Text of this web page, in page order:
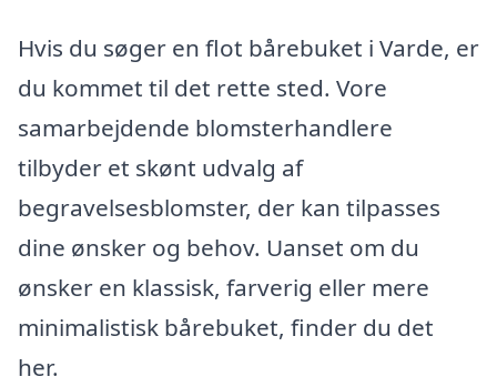
Hvis du søger en flot bårebuket i Varde, er
du kommet til det rette sted. Vore
samarbejdende blomsterhandlere
tilbyder et skønt udvalg af
begravelsesblomster, der kan tilpasses
dine ønsker og behov. Uanset om du
ønsker en klassisk, farverig eller mere
minimalistisk bårebuket, finder du det
her.